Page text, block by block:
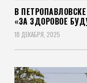
В
«ЗА ЗДОРОВОЕ
18 ДЕКАБРЯ, 2025